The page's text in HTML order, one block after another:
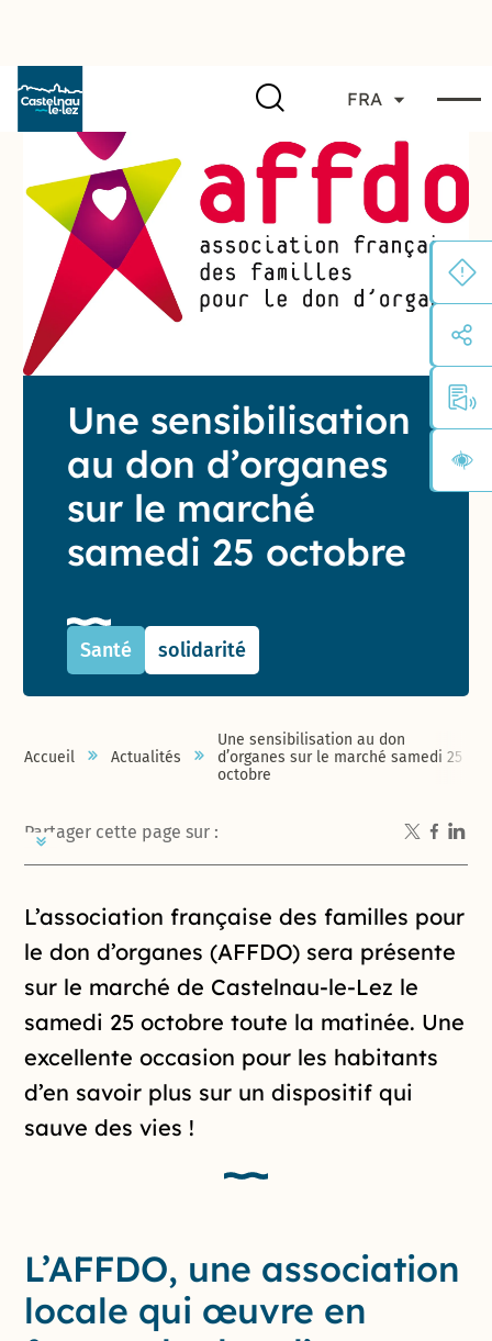
FRA
Une sensibilisation
au don d’organes
sur le marché
samedi 25 octobre
Santé solidarité
Accueil Actualités
Une sensibilisation au don
d’organes sur le marché samedi 25
octobre
Partager cette page sur :
Introduction de la page
L’association française des familles pour
le don d’organes (AFFDO) sera présente
sur le marché de Castelnau-le-Lez le
samedi 25 octobre toute la matinée. Une
excellente occasion pour les habitants
d’en savoir plus sur un dispositif qui
sauve des vies !
L’AFFDO, une association
locale qui œuvre en